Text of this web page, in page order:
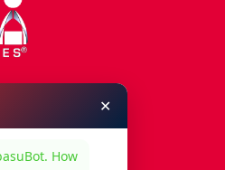
✕
How